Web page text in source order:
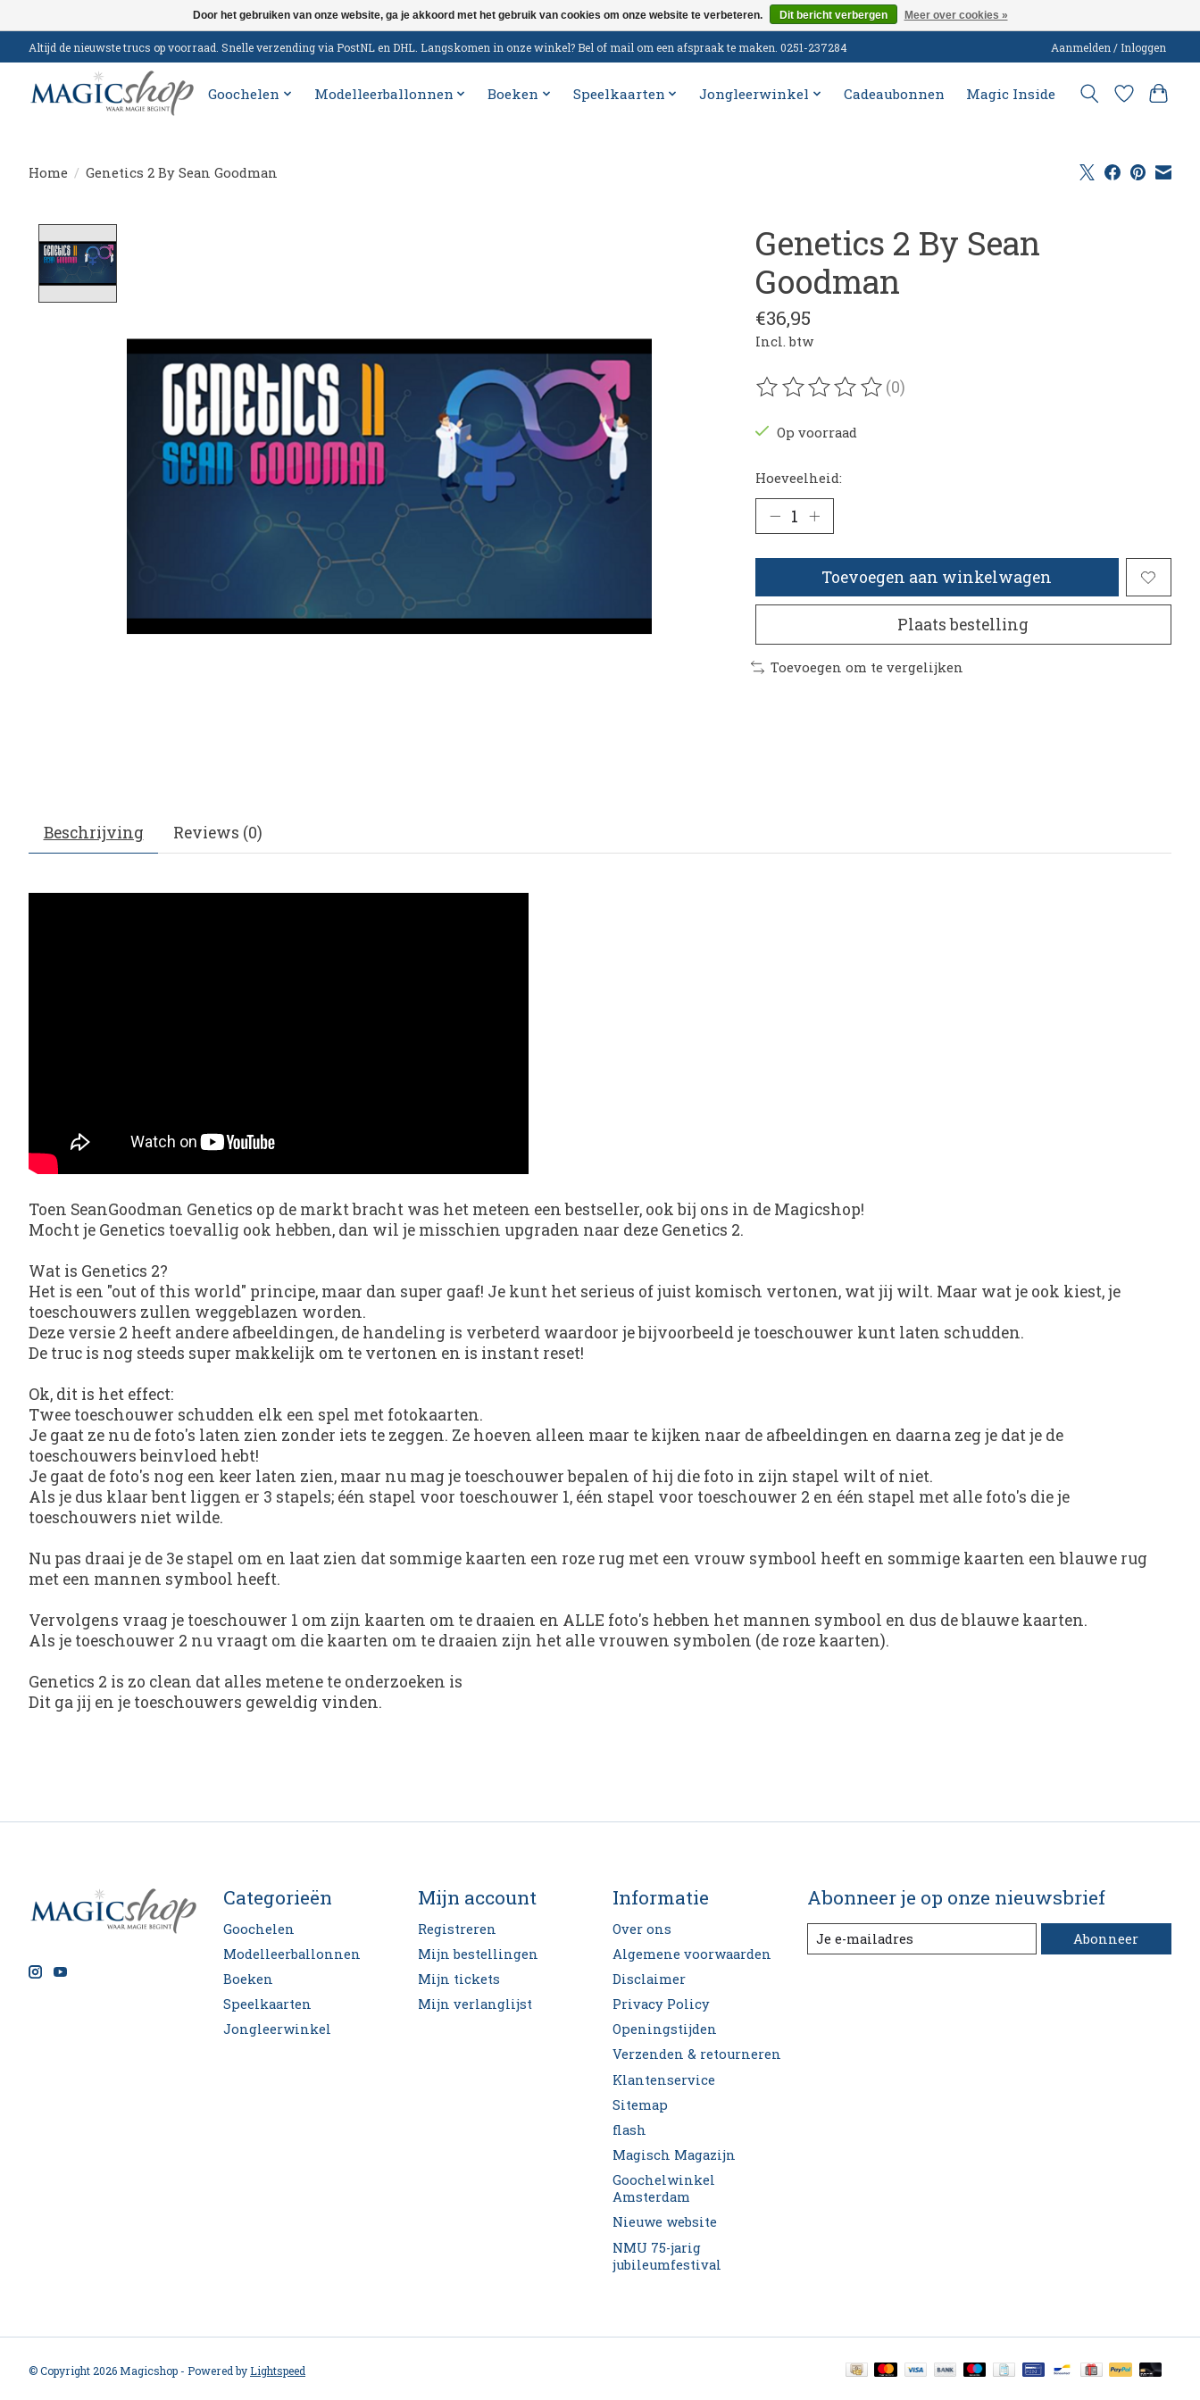
Altijd de nieuwste trucs op voorraad. Snelle verzending via PostNL en DHL. Langskomen in onze winkel? Bel of mail om een afspraak te maken. 0251-237284 Aanmelden / Inloggen
Goochelen Modelleerballonnen Boeken Speelkaarten Jongleerwinkel Cadeaubonnen Magic Inside
Home / Genetics 2 By Sean Goodman
Genetics 2 By Sean
Goodman
€36,95
Incl. btw
De beoordeling van dit product is
(0)
Op voorraad
Hoeveelheid:
Toevoegen aan winkelwagen
Plaats bestelling
Toevoegen om te vergelijken
Beschrijving Reviews (0)
Toen SeanGoodman Genetics op de markt bracht was het meteen een bestseller, ook bij ons in de Magicshop!
Mocht je Genetics toevallig ook hebben, dan wil je misschien upgraden naar deze Genetics 2.
Wat is Genetics 2?
Het is een "out of this world" principe, maar dan super gaaf! Je kunt het serieus of juist komisch vertonen, wat jij wilt. Maar wat je ook kiest, je
toeschouwers zullen weggeblazen worden.
Deze versie 2 heeft andere afbeeldingen, de handeling is verbeterd waardoor je bijvoorbeeld je toeschouwer kunt laten schudden.
De truc is nog steeds super makkelijk om te vertonen en is instant reset!
Ok, dit is het effect:
Twee toeschouwer schudden elk een spel met fotokaarten.
Je gaat ze nu de foto's laten zien zonder iets te zeggen. Ze hoeven alleen maar te kijken naar de afbeeldingen en daarna zeg je dat je de
toeschouwers beinvloed hebt!
Je gaat de foto's nog een keer laten zien, maar nu mag je toeschouwer bepalen of hij die foto in zijn stapel wilt of niet.
Als je dus klaar bent liggen er 3 stapels; één stapel voor toeschouwer 1, één stapel voor toeschouwer 2 en één stapel met alle foto's die je
toeschouwers niet wilde.
Nu pas draai je de 3e stapel om en laat zien dat sommige kaarten een roze rug met een vrouw symbool heeft en sommige kaarten een blauwe rug
met een mannen symbool heeft.
Vervolgens vraag je toeschouwer 1 om zijn kaarten om te draaien en ALLE foto's hebben het mannen symbool en dus de blauwe kaarten.
Als je toeschouwer 2 nu vraagt om die kaarten om te draaien zijn het alle vrouwen symbolen (de roze kaarten).
Genetics 2 is zo clean dat alles metene te onderzoeken is
Dit ga jij en je toeschouwers geweldig vinden.
Categorieën
Goochelen
Modelleerballonnen
Boeken
Speelkaarten
Jongleerwinkel
Mijn account
Registreren
Mijn bestellingen
Mijn tickets
Mijn verlanglijst
Informatie
Over ons
Algemene voorwaarden
Disclaimer
Privacy Policy
Openingstijden
Verzenden & retourneren
Klantenservice
Sitemap
flash
Magisch Magazijn
Goochelwinkel
Amsterdam
Nieuwe website
NMU 75-jarig
jubileumfestival
Abonneer je op onze nieuwsbrief
Abonneer
© Copyright 2026 Magicshop - Powered byLightspeed
Door het gebruiken van onze website, ga je akkoord met het gebruik van cookies om onze website te verbeteren. Dit bericht verbergen Meer over cookies »